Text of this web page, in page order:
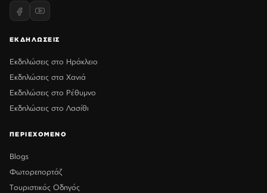
ΕΚΔΗΛΩΣΕΙΣ
Εκδηλώσεις στο Ηράκλειο
Εκδηλώσεις στα Χανιά
Εκδηλώσεις στο Ρέθυμνο
Εκδηλώσεις στο Λασίθι
ΠΕΡΙΕΧΟΜΕΝΟ
Blogs
Φωτορεπορτάζ
Τουριστικός Οδηγός